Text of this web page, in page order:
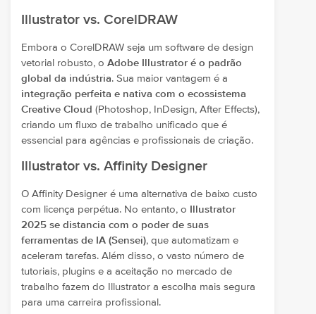
Illustrator vs. CorelDRAW
Embora o CorelDRAW seja um software de design
vetorial robusto, o Adobe Illustrator é o padrão
global da indústria. Sua maior vantagem é a
integração perfeita e nativa com o ecossistema
Creative Cloud (Photoshop, InDesign, After Effects),
criando um fluxo de trabalho unificado que é
essencial para agências e profissionais de criação.
Illustrator vs. Affinity Designer
O Affinity Designer é uma alternativa de baixo custo
com licença perpétua. No entanto, o
Illustrator
2025 se distancia com o poder de suas
ferramentas de IA (Sensei), que automatizam e
aceleram tarefas. Além disso, o vasto número de
tutoriais, plugins e a aceitação no mercado de
trabalho fazem do Illustrator a escolha mais segura
para uma carreira profissional.